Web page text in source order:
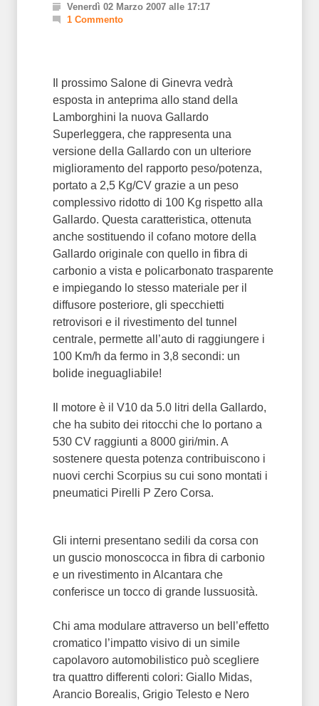
Venerdì 02 Marzo 2007 alle 17:17
1 Commento
Il prossimo Salone di Ginevra vedrà
esposta in anteprima allo stand della
Lamborghini la nuova Gallardo
Superleggera, che rappresenta una
versione della Gallardo con un ulteriore
miglioramento del rapporto peso/potenza,
portato a 2,5 Kg/CV grazie a un peso
complessivo ridotto di 100 Kg rispetto alla
Gallardo. Questa caratteristica, ottenuta
anche sostituendo il cofano motore della
Gallardo originale con quello in fibra di
carbonio a vista e policarbonato trasparente
e impiegando lo stesso materiale per il
diffusore posteriore, gli specchietti
retrovisori e il rivestimento del tunnel
centrale, permette all’auto di raggiungere i
100 Km/h da fermo in 3,8 secondi: un
bolide ineguagliabile!
Il motore è il V10 da 5.0 litri della Gallardo,
che ha subito dei ritocchi che lo portano a
530 CV raggiunti a 8000 giri/min. A
sostenere questa potenza contribuiscono i
nuovi cerchi Scorpius su cui sono montati i
pneumatici Pirelli P Zero Corsa.
Gli interni presentano sedili da corsa con
un guscio monoscocca in fibra di carbonio
e un rivestimento in Alcantara che
conferisce un tocco di grande lussuosità.
Chi ama modulare attraverso un bell’effetto
cromatico l’impatto visivo di un simile
capolavoro automobilistico può scegliere
tra quattro differenti colori: Giallo Midas,
Arancio Borealis, Grigio Telesto e Nero